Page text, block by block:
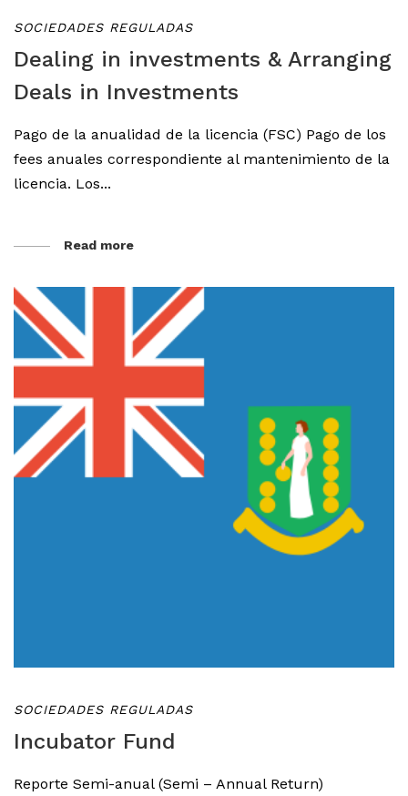
SOCIEDADES REGULADAS
Dealing in investments & Arranging
Deals in Investments
Pago de la anualidad de la licencia (FSC) Pago de los
fees anuales correspondiente al mantenimiento de la
licencia. Los...
Read more
SOCIEDADES REGULADAS
Incubator Fund
Reporte Semi-anual (Semi – Annual Return)